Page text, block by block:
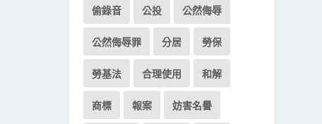
偷錄音 公投 公然侮辱
公然侮辱罪 分居 勞保
勞基法 合理使用 和解
商標 報案 妨害名譽